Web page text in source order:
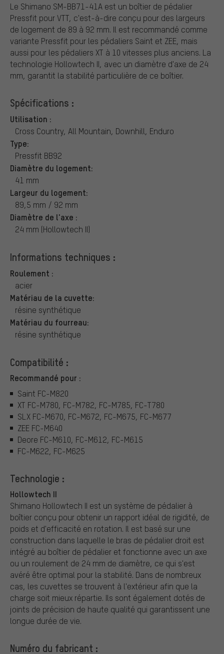
Le Shimano SM-BB71-41A est un boîtier de pédalier
Pressfit pour VTT, c'est-à-dire conçu pour des largeurs
de logement de 89 à 92 mm. Il est recommandé comme
variante Pressfit pour les pédaliers Saint et ZEE, mais
aussi pour les pédaliers XT à 10 vitesses plus anciens. La
technologie Hollowtech II, avec un diamètre d'axe de 24
mm, garantit la stabilité particulière de ce boîtier.
Spécifications :
Utilisation :
Cross Country, All Mountain, Downhill, Enduro
Type:
Pressfit BB92
Diamètre du logement:
41 mm
Largeur du logement:
89,5 mm / 92 mm
Diamètre de l'axe :
24 mm (Hollowtech II)
Informations techniques :
Roulement :
acier
Matériau de la cuvette:
résine synthétique
Matériau du fourreau:
résine synthétique
Compatibilité :
Recommandé pour :
Saint FC-M820
XT FC-M780, FC-M782, FC-M785, FC-T780
SLX FC-M670, FC-M672, FC-M675, FC-M677
ZEE FC-M640
Deore FC-M610, FC-M612, FC-M615
FC-M622, FC-M625
Technologie :
Hollowtech II
Shimano Hollowtech II est un système de pédalier à
boîtier conçu pour obtenir un rapport idéal de rigidité, de
poids et d'efficacité en rotation. Il est basé sur une
construction dans laquelle le bras de pédalier droit est
intégré au boîtier de pédalier et fonctionne avec un axe
ou un roulement de 24 mm de diamètre, ce qui s'est
avéré être optimal pour la stabilité. Dans de nombreux
cas, les cuvettes se trouvent à l'extérieur afin que la
charge soit mieux répartie. Ils sont également dotés de
joints de précision de haute qualité qui garantissent une
longue durée de vie.
Numéro du fabricant :